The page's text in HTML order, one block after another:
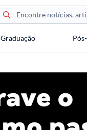
Graduação